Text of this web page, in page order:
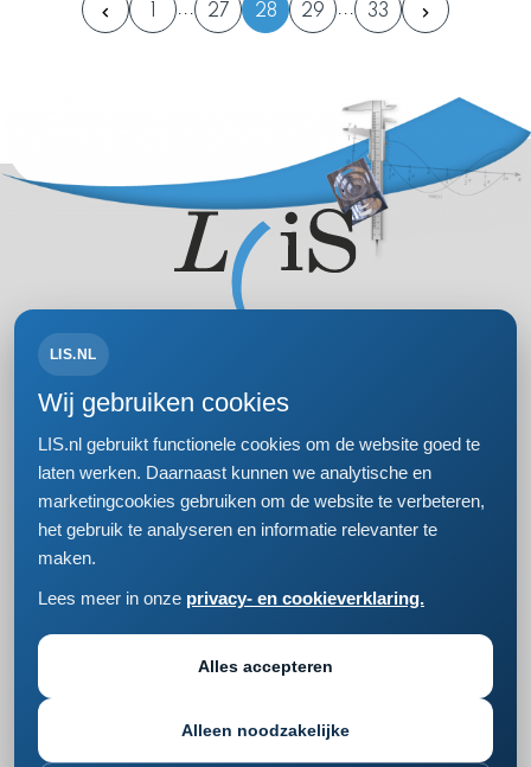
1 27 28 29 33
Volg ons op:
Bezoek- en postadres
Einsteinweg 61
2333 CC Leiden
+31 (0)71 5681168
Privacy- en cookieverklaring
Responsible disclosure
Cookie instellingen wijzigen
LIS.NL
Wij gebruiken cookies
LIS.nl gebruikt functionele cookies om de website goed te
laten werken. Daarnaast kunnen we analytische en
marketingcookies gebruiken om de website te verbeteren,
het gebruik te analyseren en informatie relevanter te
maken.
Lees meer in onze privacy- en cookieverklaring.
Alles accepteren
Alleen noodzakelijke